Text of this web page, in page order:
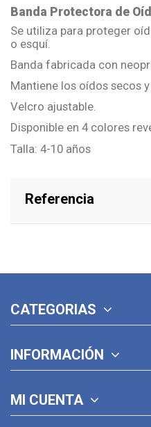
Banda Protectora de
Se utiliza para proteger
o esquí.
Banda fabricada con
Mantiene los oídos secos
Velcro ajustable.
Disponible en 4 colores
Talla: 4-10 años
Referencia
CATEGORIAS
INFORMACIÓN
MI CUENTA